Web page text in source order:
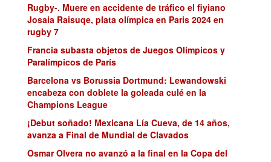
Rugby-. Muere en accidente de tráfico el fiyiano
Josaia Raisuqe, plata olímpica en Paris 2024 en
rugby 7
Francia subasta objetos de Juegos Olímpicos y
Paralímpicos de París
Barcelona vs Borussia Dortmund: Lewandowski
encabeza con doblete la goleada culé en la
Champions League
¡Debut soñado! Mexicana Lía Cueva, de 14 años,
avanza a Final de Mundial de Clavados
Osmar Olvera no avanzó a la final en la Copa del